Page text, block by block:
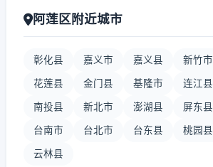
阿莲区附近城市
彰化县 嘉义市 嘉义县 新竹市
花莲县 金门县 基隆市 连江县
南投县 新北市 澎湖县 屏东县
台南市 台北市 台东县 桃园县
云林县